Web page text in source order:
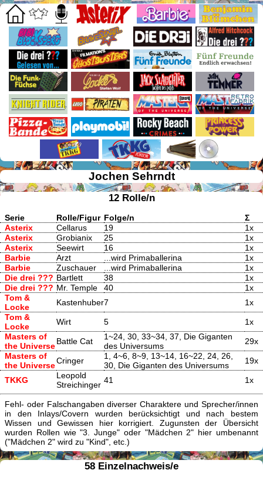
Jochen Sehrndt
12 Rolle/n
Serie Rolle/Figur Folge/n
Σ
Asterix
Cellarus 19
1x
Asterix
Grobianix 25
1x
Asterix
Seewirt 16
1x
Barbie
Arzt ...wird Primaballerina
1x
Barbie
Zuschauer ...wird Primaballerina
1x
Die drei ??? Bartlett 38
1x
Die drei ??? Mr. Temple 40
1x
Tom &
Locke
Kastenhuber7
1x
Tom &
Locke
Wirt 5
1x
Masters of
the UniverseBattle Cat
1~24, 30, 33~34, 37, Die Giganten
des Universums
29x
Masters of
the UniverseCringer
1, 4~6, 8~9, 13~14, 16~22, 24, 26,
30, Die Giganten des Universums
19x
TKKG
Leopold
Streichinger 41 1x
Fehl- oder Falschangaben diverser Charaktere und Sprecher/innen
in den Inlays/Covern wurden berücksichtigt und nach bestem
Wissen und Gewissen hier korrigiert. Zugunsten der Übersicht
wurden Rollen wie "3. Junge" oder "Mädchen 2" hier umbenannt
("Mädchen 2" wird zu "Kind", etc.)
58 Einzelnachweis/e